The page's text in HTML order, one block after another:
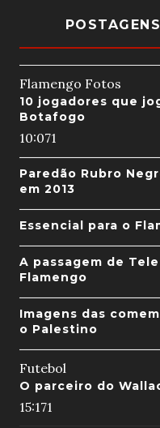
Flamengo Fotos
10 jogadores que
Botafogo
10:071
Paredão Rubro
em 2013
Essencial para o
A passagem de
Flamengo
Imagens das
o Palestino
Futebol
O parceiro do
15:171